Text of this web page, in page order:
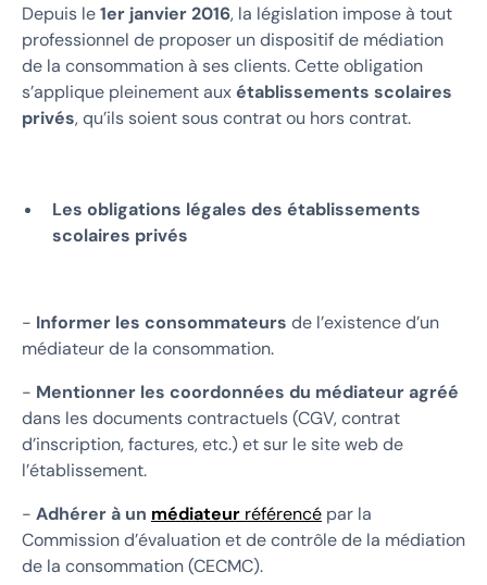
Depuis le1er janvier 2016, la législation impose à tout
professionnel de proposer un dispositif de médiation
de la consommation à ses clients. Cette obligation
s’applique pleinement auxétablissements scolaires
privés, qu’ils soient sous contrat ou hors contrat.
Les obligations légales des établissements
scolaires privés
- Informer les consommateurs de l’existence d’un
médiateur de la consommation.
- Mentionner les coordonnées du médiateur agréé
dans les documents contractuels (CGV, contrat
d’inscription, factures, etc.) et sur le site web de
l’établissement.
- Adhérer à un médiateur référencé par la
Commission d’évaluation et de contrôle de la médiation
de la consommation (CECMC).